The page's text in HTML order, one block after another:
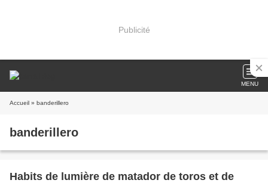
Publicité
MENU
Accueil » banderillero
banderillero
Habits de lumière de matador de toros et de